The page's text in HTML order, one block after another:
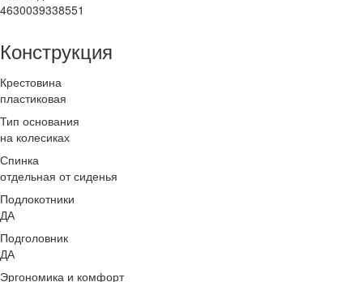
4630039338551
Конструкция
Крестовина
пластиковая
Тип основания
на колесиках
Спинка
отдельная от сиденья
Подлокотники
ДА
Подголовник
ДА
Эргономика и комфорт